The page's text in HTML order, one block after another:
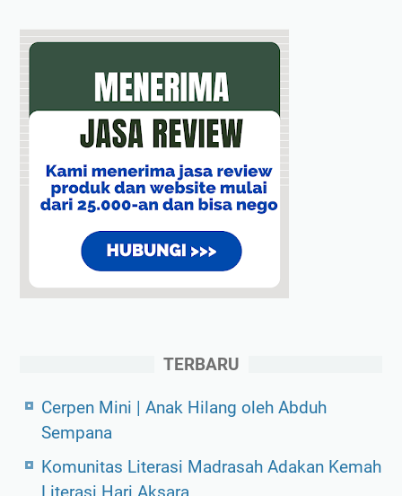
TERBARU
Cerpen Mini | Anak Hilang oleh Abduh
Sempana
Komunitas Literasi Madrasah Adakan Kemah